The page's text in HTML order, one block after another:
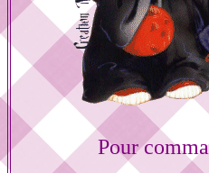
Pour